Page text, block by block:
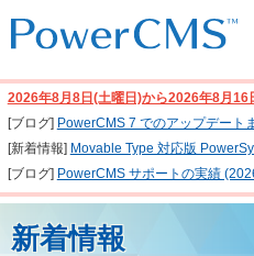
2026年8月8日(土曜日)から2026年8月16
[ブログ] PowerCMS 7 でのアップデート
[新着情報] Movable Type 対応版
[ブログ] PowerCMS サポートの実績
新着情報